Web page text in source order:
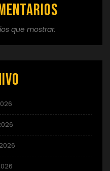
que mostrar.